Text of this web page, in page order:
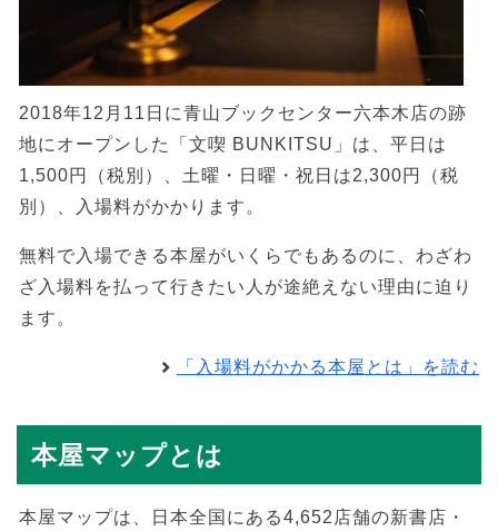
2018年12月11日に青山ブックセンター六本木店の跡
地にオープンした「文喫 BUNKITSU」は、平日は
1,500円（税別）、土曜・日曜・祝日は2,300円（税
別）、入場料がかかります。
無料で入場できる本屋がいくらでもあるのに、わざわ
ざ入場料を払って行きたい人が途絶えない理由に迫り
ます。
「入場料がかかる本屋とは」を読む
本屋マップとは
本屋マップは、日本全国にある4,652店舗の新書店・